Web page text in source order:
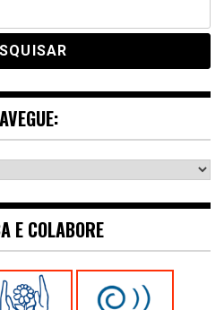
E COLABORE